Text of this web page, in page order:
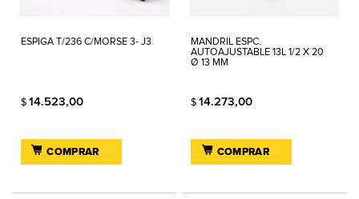
ESPIGA T/236 C/MORSE 3- J3
$ 14.523,00
COMPRAR
MANDRIL ESPC.
AUTOAJUSTABLE 13L 1/2 X 20
Ø 13 MM
$14.273,00
COMPRAR